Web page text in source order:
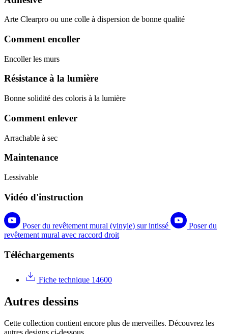
Arte Clearpro ou une colle à dispersion de bonne qualité
Comment encoller
Encoller les murs
Résistance à la lumière
Bonne solidité des coloris à la lumière
Comment enlever
Arrachable à sec
Maintenance
Lessivable
Vidéo d'instruction
Poser du revêtement mural (vinyle) sur intissé
Poser du
revêtement mural avec raccord droit
Téléchargements
Fiche technique 14600
Autres dessins
Cette collection contient encore plus de merveilles. Découvrez les
autres designs ci-dessous.